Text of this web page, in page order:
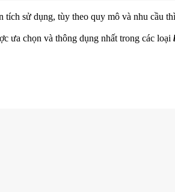
sử dụng, tùy theo quy mô và nhu cầu
ưa chọn và thông dụng nhất trong các loại